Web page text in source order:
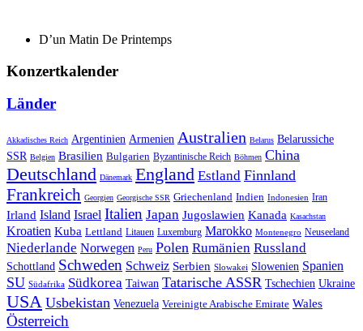
D’un Matin De Printemps
Konzertkalender
Länder
Akkadisches Reich Argentinien Armenien Australien Belarus Belarussiche
SSR Belgien Brasilien Bulgarien Byzantinische Reich Böhmen China
Deutschland Dänemark England Estland Finnland
Frankreich Georgien Georgische SSR Griechenland Indien Indonesien Iran
Irland Island Israel Italien Japan Jugoslawien Kanada Kasachstan
Kroatien Kuba Lettland Litauen Luxemburg Marokko Montenegro Neuseeland
Niederlande Norwegen Peru Polen Rumänien Russland
Schottland Schweden Schweiz Serbien Slowakei Slowenien Spanien
SU Südafrika Südkorea Taiwan Tatarische ASSR Tschechien Ukraine
USA Usbekistan Venezuela Vereinigte Arabische Emirate Wales
Österreich